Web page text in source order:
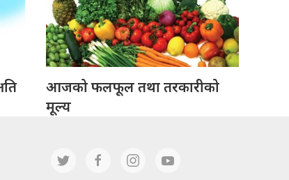
आजको फलफूल तथा तरकारीको
मूल्य